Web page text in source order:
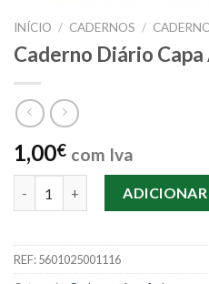
INÍCIO / CADERNOS /
Caderno Diário
1,00€ com Iva
ADICIONAR
REF:5601025001116